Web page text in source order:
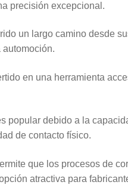
precisión excepcional.
un largo camino desde
en una herramienta
popular debido a la
de contacto físico.
que los procesos de
atractiva para